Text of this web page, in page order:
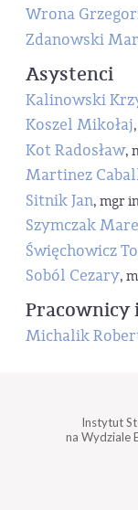
Wrona
Zdanowski
Asystenci
Kalinowski
Koszel Mikołaj
Kot Radosław,
Martinez
Sitnik Jan, mgr
Szymczak
Święchowicz
Soból Cezary,
Michalik
Instytut
na Wydziale